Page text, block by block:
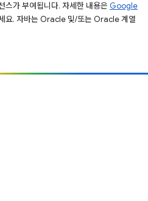
스가 부여됩니다. 자세한 내용은 Google
요. 자바는 Oracle 및/또는 Oracle 계열